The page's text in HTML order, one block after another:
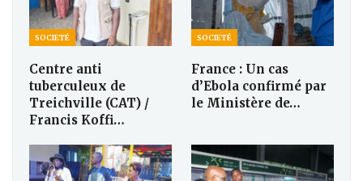
SOCIETÉ
Centre anti
tuberculeux de
Treichville (CAT) /
Francis Koffi…
SOCIETÉ
France : Un cas
d’Ebola confirmé par
le Ministère de…